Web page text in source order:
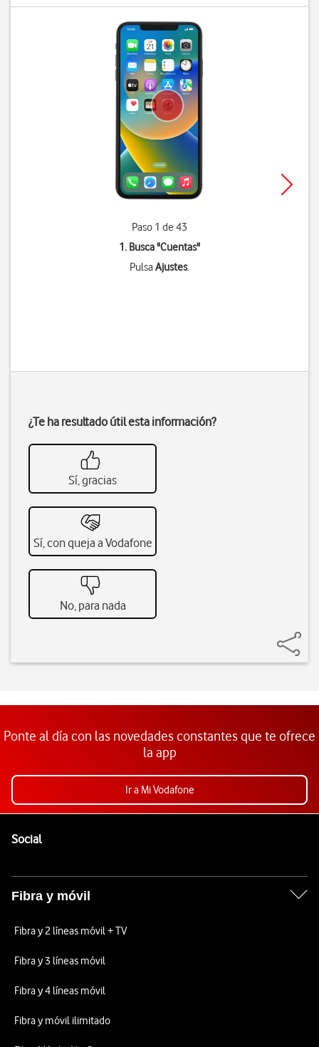
Paso 1 de 43
1. Busca "Cuentas"
PulsaAjustes.
¿Te ha resultado útil esta información?
Sí, gracias
Sí, con queja a Vodafone
No, para nada
Ponte al día con las novedades constantes que te ofrece
la app
Ir a Mi Vodafone
SocialEnlaces a las redes sociales de Vodafone
Fibra y móvil
Fibra y 2 líneas móvil + TV
Fibra y 3 líneas móvil
Fibra y 4 líneas móvil
Fibra y móvil ilimitado